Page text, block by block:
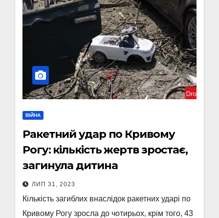
ВІЙНА
Ракетний удар по Кривому
Рогу: кількість жертв зростає,
загинула дитина
ЛИП 31, 2023
Кількість загиблих внаслідок ракетних ударі по
Кривому Рогу зросла до чотирьох, крім того, 43